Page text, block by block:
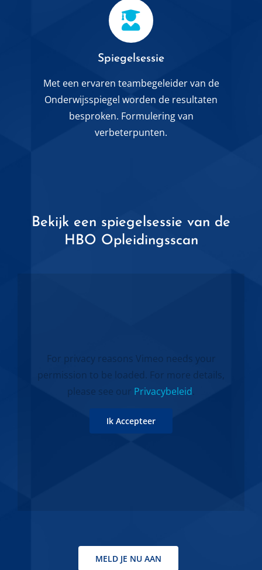
Spiegelsessie
Met een ervaren teambegeleider van de
Onderwijsspiegel worden de resultaten
besproken. Formulering van
verbeterpunten.
Bekijk een spiegelsessie van de
HBO Opleidingsscan
For privacy reasons Vimeo needs your
permission to be loaded. For more details,
please see our Privacybeleid.
Ik Accepteer
MELD JE NU AAN